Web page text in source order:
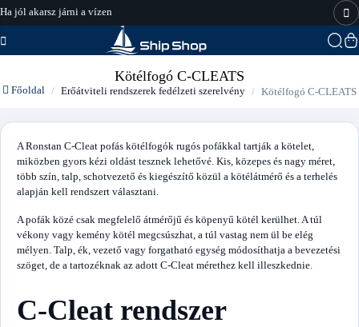
hajo-felszereles.hu
Kötélfogó C-CLEATS
Főoldal Erőátviteli rendszerek fedélzeti szerelvény Kötélfogó C-CLEATS
A Ronstan C-Cleat pofás kötélfogók rugós pofákkal tartják a kötelet,
miközben gyors kézi oldást tesznek lehetővé. Kis, közepes és nagy méret,
több szín, talp, schotvezető és kiegészítő közül a kötélátmérő és a terhelés
alapján kell rendszert választani.
A pofák közé csak megfelelő átmérőjű és köpenyű kötél kerülhet. A túl
vékony vagy kemény kötél megcsúszhat, a túl vastag nem ül be elég
mélyen. Talp, ék, vezető vagy forgatható egység módosíthatja a bevezetési
szöget, de a tartozéknak az adott C-Cleat mérethez kell illeszkednie.
C-Cleat rendszer